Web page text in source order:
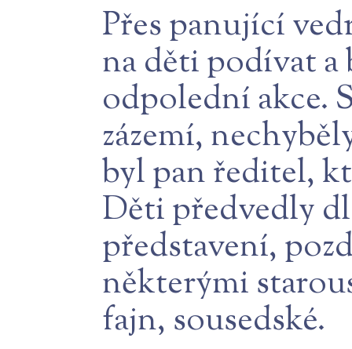
Přes panující
na děti podívat
odpolední akce.
zázemí,
byl pan ředitel,
Děti předvedly
představení,
některými
fajn, sousedské.